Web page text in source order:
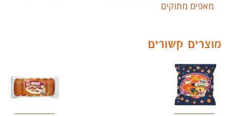
מאפים מתוקים
מוצרים קשורים